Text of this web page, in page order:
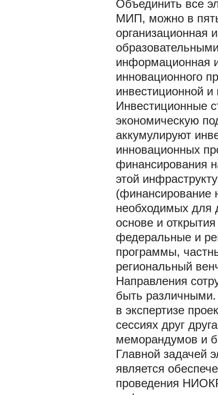
Объединить все
МИП, можно в
организационная
информационная
инновационного
инвестиционной
Инвестиционные
экономическую
аккумулируют
инновационных
финансирования
этой
(финансирование
необходимых для
основе и
федеральные и
программы,
региональный
Направления
быть различными.
в экспертизе
сессиях друг
меморандумов и
Главной задачей
является
проведения